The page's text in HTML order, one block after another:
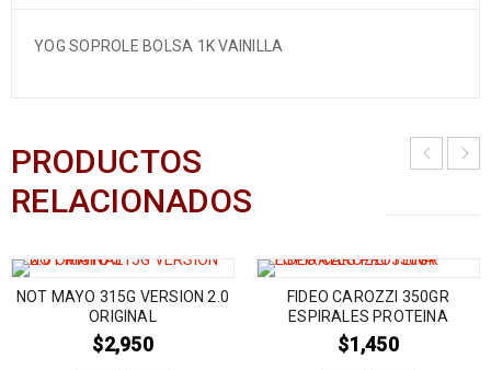
YOG SOPROLE BOLSA 1K VAINILLA
PRODUCTOS
RELACIONADOS
NOT MAYO 315G VERSION 2.0
ORIGINAL
$2,950
FIDEO CAROZZI 350GR
ESPIRALES PROTEINA
$1,450